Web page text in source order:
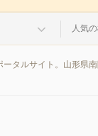
人気
タルサイト。山形県